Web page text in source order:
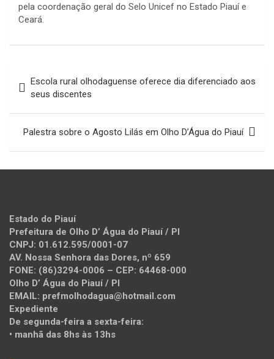
pela coordenação geral do Selo Unicef no Estado Piauí e
Ceará.
de
Post
Escola rural olhodaguense oferece dia diferenciado aos
seus discentes
Palestra sobre o Agosto Lilás em Olho D’Água do Piauí
Estado do Piauí
Prefeitura de Olho D’ Água do Piauí / PI
CNPJ: 01.612.595/0001-07
AV. Nossa Senhora das Dores, nº 659
FONE: (86)3294-0006 – CEP: 64468-000
Olho D’ Água do Piauí / PI
EMAIL: prefmolhodagua@hotmail.com
Expediente
De segunda-feira a sexta-feira:
• manhã das 8hs às 13hs